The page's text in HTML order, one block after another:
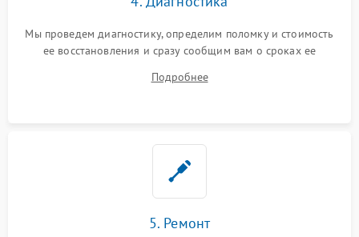
Мы проведем диагностику, определим поломку и стоимость
ее восстановления и сразу сообщим вам о сроках ее
Подробнее
5. Ремонт